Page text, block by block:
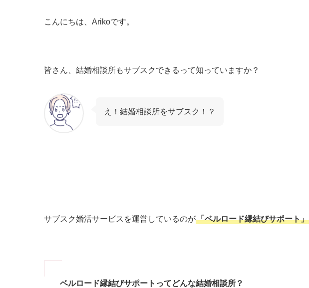
こんにちは、Arikoです。
皆さん、結婚相談所もサブスクできるって知っていますか？
え！結婚相談所をサブスク！？
サブスク婚活サービスを運営しているのが「ベルロード縁結びサポート」
ベルロード縁結びサポートってどんな結婚相談所？